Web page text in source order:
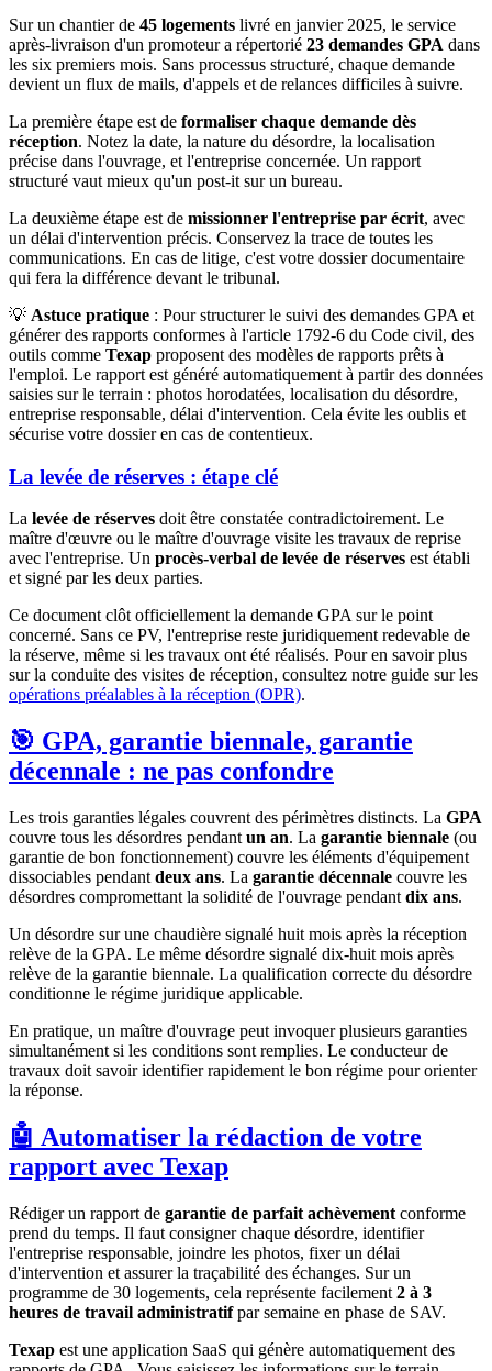
Sur un chantier de 45 logements livré en janvier 2025, le service
après-livraison d'un promoteur a répertorié 23 demandes GPA dans
les six premiers mois. Sans processus structuré, chaque demande
devient un flux de mails, d'appels et de relances difficiles à suivre.
La première étape est de formaliser chaque demande dès
réception. Notez la date, la nature du désordre, la localisation
précise dans l'ouvrage, et l'entreprise concernée. Un rapport
structuré vaut mieux qu'un post-it sur un bureau.
La deuxième étape est de missionner l'entreprise par écrit, avec
un délai d'intervention précis. Conservez la trace de toutes les
communications. En cas de litige, c'est votre dossier documentaire
qui fera la différence devant le tribunal.
💡 Astuce pratique : Pour structurer le suivi des demandes GPA et
générer des rapports conformes à l'article 1792-6 du Code civil, des
outils comme Texap proposent des modèles de rapports prêts à
l'emploi. Le rapport est généré automatiquement à partir des données
saisies sur le terrain : photos horodatées, localisation du désordre,
entreprise responsable, délai d'intervention. Cela évite les oublis et
sécurise votre dossier en cas de contentieux.
La levée de réserves : étape clé
La levée de réserves doit être constatée contradictoirement. Le
maître d'œuvre ou le maître d'ouvrage visite les travaux de reprise
avec l'entreprise. Un procès-verbal de levée de réserves est établi
et signé par les deux parties.
Ce document clôt officiellement la demande GPA sur le point
concerné. Sans ce PV, l'entreprise reste juridiquement redevable de
la réserve, même si les travaux ont été réalisés. Pour en savoir plus
sur la conduite des visites de réception, consultez notre guide sur les
opérations préalables à la réception (OPR).
🎯 GPA, garantie biennale, garantie
décennale : ne pas confondre
Les trois garanties légales couvrent des périmètres distincts. La GPA
couvre tous les désordres pendant un an. La garantie biennale (ou
garantie de bon fonctionnement) couvre les éléments d'équipement
dissociables pendant deux ans. La garantie décennale couvre les
désordres compromettant la solidité de l'ouvrage pendant dix ans.
Un désordre sur une chaudière signalé huit mois après la réception
relève de la GPA. Le même désordre signalé dix-huit mois après
relève de la garantie biennale. La qualification correcte du désordre
conditionne le régime juridique applicable.
En pratique, un maître d'ouvrage peut invoquer plusieurs garanties
simultanément si les conditions sont remplies. Le conducteur de
travaux doit savoir identifier rapidement le bon régime pour orienter
la réponse.
🤖 Automatiser la rédaction de votre
rapport avec Texap
Rédiger un rapport de garantie de parfait achèvement conforme
prend du temps. Il faut consigner chaque désordre, identifier
l'entreprise responsable, joindre les photos, fixer un délai
d'intervention et assurer la traçabilité des échanges. Sur un
programme de 30 logements, cela représente facilement 2 à 3
heures de travail administratifpar semaine en phase de SAV.
Texap est une application SaaS qui génère automatiquement des